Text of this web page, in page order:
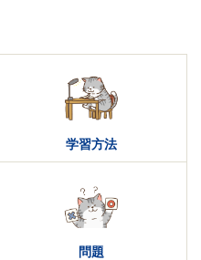
学習方法
問題